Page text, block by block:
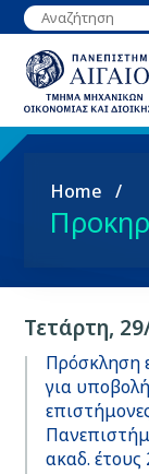
Παράκαμψη
προς
κυρίως
περιεχόμενο
Breadcrumb
Home
Τετάρτη,
Πρόσκληση
για
ακαδ. έτους